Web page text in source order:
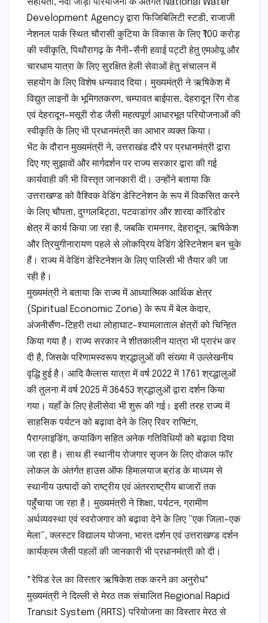
सहायता, नदी जोड़ो परियोजना के अंतर्गत National Water
Development Agency द्वारा फिजिबिलिटी स्टडी, राजाजी
नेशनल पार्क स्थित चौरासी कुटिया के विकास के लिए ₹100 करोड़
की स्वीकृति, पिथौरागढ़ के नैनी-सैनी हवाई पट्टी हेतु एमओयू और
चारधाम यात्रा के लिए सुरक्षित हेली सेवाओं हेतु संचालन में
सहयोग के लिए विशेष धन्यवाद दिया। मुख्यमंत्री ने ऋषिकेश में
विद्युत लाइनों के भूमिगतकरण, चम्पावत बाईपास, देहरादून रिंग रोड
एवं देहरादून-मसूरी रोड जैसी महत्वपूर्ण आधारभूत परियोजनाओं की
स्वीकृति के लिए भी प्रधानमंत्री का आभार व्यक्त किया।
भेंट के दौरान मुख्यमंत्री ने, उत्तराखंड दौरे पर प्रधानमंत्री द्वारा
दिए गए सुझावों और मार्गदर्शन पर राज्य सरकार द्वारा की गई
कार्यवाही की भी विस्तृत जानकारी दी। उन्होंने बताया कि
उत्तराखण्ड को वैश्विक वेडिंग डेस्टिनेशन के रूप में विकसित करने
के लिए चौपता, दुग्गलबिट्ठा, पटवाडांगर और शारदा कॉरिडोर
क्षेत्र में कार्य किया जा रहा है, जबकि रामनगर, देहरादून, ऋषिकेश
और त्रियुगीनारायण पहले से लोकप्रिय वेडिंग डेस्टिनेशन बन चुके
हैं। राज्य में वेडिंग डेस्टिनेशन के लिए पालिसी भी तैयार की जा
रही है।
मुख्यमंत्री ने बताया कि राज्य में आध्यात्मिक आर्थिक क्षेत्र
(Spiritual Economic Zone) के रूप में बेल केदार,
अंजनीसैंण-टिहरी तथा लोहाघाट-श्यामलाताल क्षेत्रों को चिन्हित
किया गया है। राज्य सरकार ने शीतकालीन यात्रा भी प्रारंभ कर
दी है, जिसके परिणामस्वरूप श्रद्धालुओं की संख्या में उल्लेखनीय
वृद्धि हुई है। आदि कैलास यात्रा में वर्ष 2022 में 1761 श्रद्धालुओं
की तुलना में वर्ष 2025 में 36453 श्रद्धालुओं द्वारा दर्शन किया
गया। यहाँ के लिए हेलीसेवा भी शुरू की गई। इसी तरह राज्य में
साहसिक पर्यटन को बढ़ावा देने के लिए रिवर राफ्टिंग,
पैराग्लाइडिंग, कयाकिंग सहित अनेक गतिविधियों को बढ़ावा दिया
जा रहा है। साथ ही स्थानीय रोजगार सृजन के लिए वोकल फॉर
लोकल के अंतर्गत हाउस ऑफ हिमालयाज ब्रांड के माध्यम से
स्थानीय उत्पादों को राष्ट्रीय एवं अंतरराष्ट्रीय बाजारों तक
पहुँचाया जा रहा है। मुख्यमंत्री ने शिक्षा, पर्यटन, ग्रामीण
अर्थव्यवस्था एवं स्वरोजगार को बढ़ावा देने के लिए “एक जिला-एक
मेला”, क्लस्टर विद्यालय योजना, भारत दर्शन एवं उत्तराखण्ड दर्शन
कार्यक्रम जैसी पहलों की जानकारी भी प्रधानमंत्री को दी।
*रेपिड रेल का विस्तार ऋषिकेश तक करने का अनुरोध*
मुख्यमंत्री ने दिल्ली से मेरठ तक संचालित Regional Rapid
Transit System (RRTS) परियोजना का विस्तार मेरठ से